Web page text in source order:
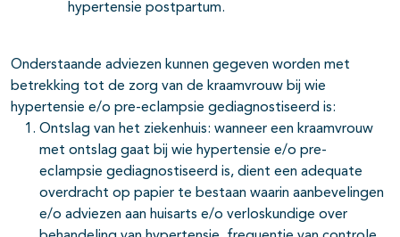
hypertensie postpartum.
Onderstaande adviezen kunnen gegeven worden met
betrekking tot de zorg van de kraamvrouw bij wie
hypertensie e/o pre-eclampsie gediagnostiseerd is:
Ontslag van het ziekenhuis: wanneer een kraamvrouw
met ontslag gaat bij wie hypertensie e/o pre-
eclampsie gediagnostiseerd is, dient een adequate
overdracht op papier te bestaan waarin aanbevelingen
e/o adviezen aan huisarts e/o verloskundige over